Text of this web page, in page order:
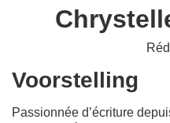
Voorstelling
Passionnée d’écriture